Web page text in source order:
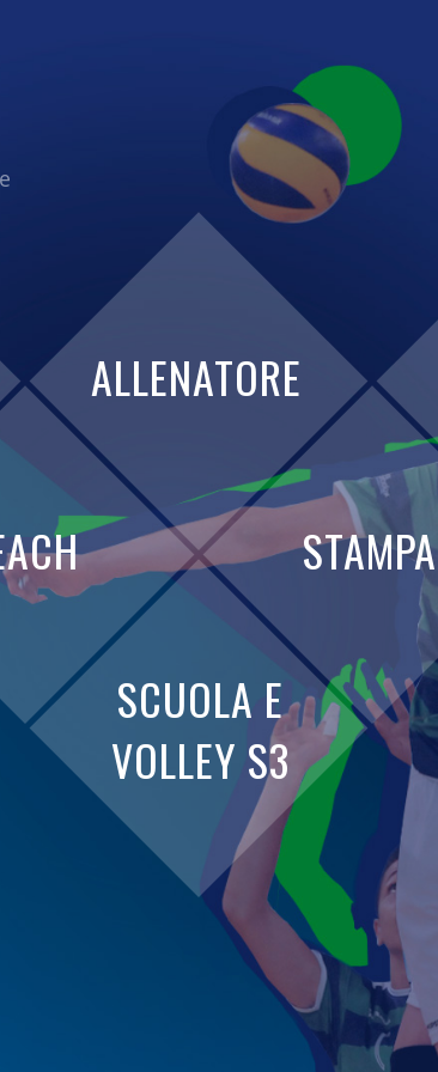
ALLENATORE
STAMPA
SCUOLA E
VOLLEY S3